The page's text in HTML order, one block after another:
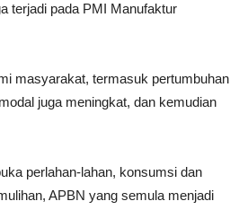
terjadi pada PMI Manufaktur
masyarakat, termasuk pertumbuhan
juga meningkat, dan kemudian
perlahan-lahan, konsumsi dan
APBN yang semula menjadi